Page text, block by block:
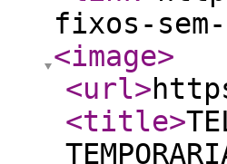
fixos-
<image>
<url>
<title>